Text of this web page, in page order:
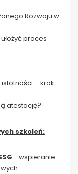
Rozwoju w
proces
– krok
atestację?
szkoleń:
- wspieranie